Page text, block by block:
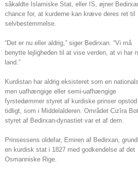
såkaldte Islamiske Stat, eller IS, øjner
chance for, at kurderne kan kræve deres ret til
selvbestemmelse.
“Det er nu eller aldrig,” siger Bedirxan. “Vi må
benytte lejligheden til at vise verden, at vi har
land.”
Kurdistan har aldrig eksisteret som en
men uafhængige eller semi-uafhængige
fyrstedømmer styret af kurdiske prinser
tidligt, som i Middelalderen. Området Cizîra
styret af Bedirxan-dynastiet var et af ​​dem.
Prinsessens oldefar, Emiren af Bedirxan,
en kurdisk stat i 1827 med godkendelse af det
Osmanniske Rige.